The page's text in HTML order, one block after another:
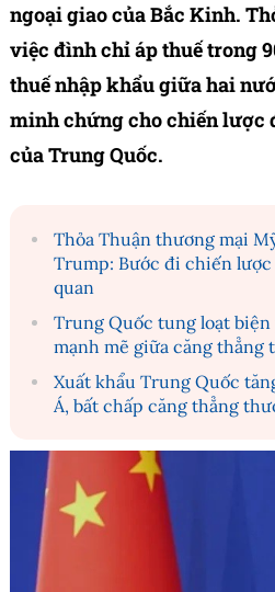
ngoại giao của Bắc Kinh.
việc đình chỉ áp thuế trong
thuế nhập khẩu giữa hai
minh chứng cho chiến lược
của Trung Quốc.
Thỏa Thuận thương mại
Trump: Bước đi chiến
quan
Trung Quốc tung loạt
mạnh mẽ giữa căng thẳng
Xuất khẩu Trung Quốc
Á, bất chấp căng thẳng